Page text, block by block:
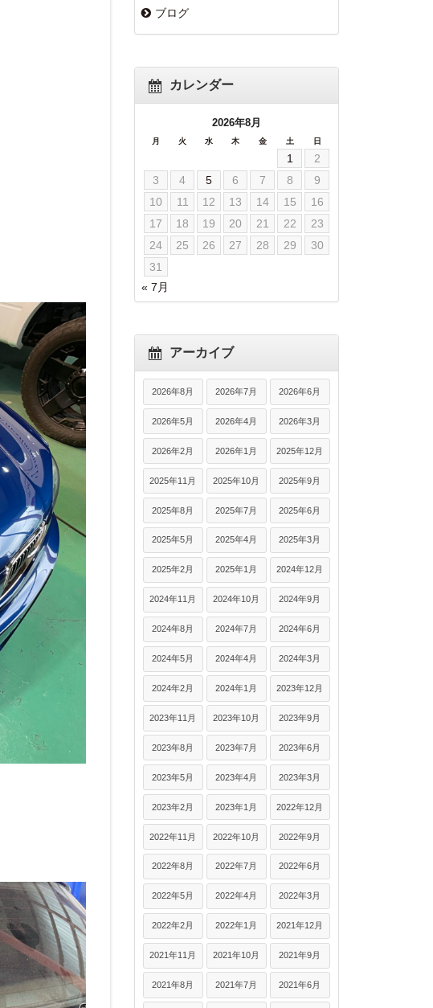
ブログ
カレンダー
2026年8月
月 火 水 木 金 土 日
1
2
3
4 5 6 7 8
9
10
11 12 13 14 15
16
17
18 19 20 21 22
23
24
25 26 27 28 29
30
31
« 7月
アーカイブ
2026年8月 2026年7月 2026年6月
2026年5月 2026年4月 2026年3月
2026年2月 2026年1月 2025年12月
2025年11月 2025年10月 2025年9月
2025年8月 2025年7月 2025年6月
2025年5月 2025年4月 2025年3月
2025年2月 2025年1月 2024年12月
2024年11月 2024年10月 2024年9月
2024年8月 2024年7月 2024年6月
2024年5月 2024年4月 2024年3月
2024年2月 2024年1月 2023年12月
2023年11月 2023年10月 2023年9月
2023年8月 2023年7月 2023年6月
2023年5月 2023年4月 2023年3月
2023年2月 2023年1月 2022年12月
2022年11月 2022年10月 2022年9月
2022年8月 2022年7月 2022年6月
2022年5月 2022年4月 2022年3月
2022年2月 2022年1月 2021年12月
2021年11月 2021年10月 2021年9月
2021年8月 2021年7月 2021年6月